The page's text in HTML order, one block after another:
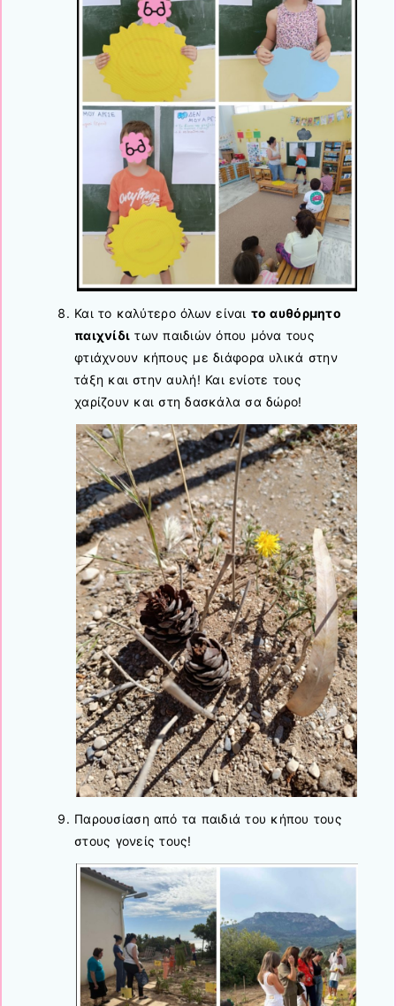
Και το καλύτερο όλων είναι το αυθόρμητο
παιχνίδι των παιδιών όπου μόνα τους
φτιάχνουν κήπους με διάφορα υλικά στην
τάξη και στην αυλή! Και ενίοτε τους
χαρίζουν και στη δασκάλα σα δώρο!
Παρουσίαση από τα παιδιά του κήπου τους
στους γονείς τους!